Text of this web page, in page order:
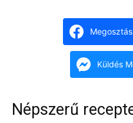
Küldés
Népszerű